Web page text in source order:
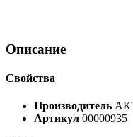
Описание
Свойства
Производитель
Артикул 00000935